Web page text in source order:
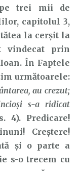
trei mii de
capitolul 3,
la cerșit la
vindecat prin
În Faptele
următoarele:
au crezut;
s-a ridicat
4). Predicare!
Creștere!
și o parte a
s-o trecem cu